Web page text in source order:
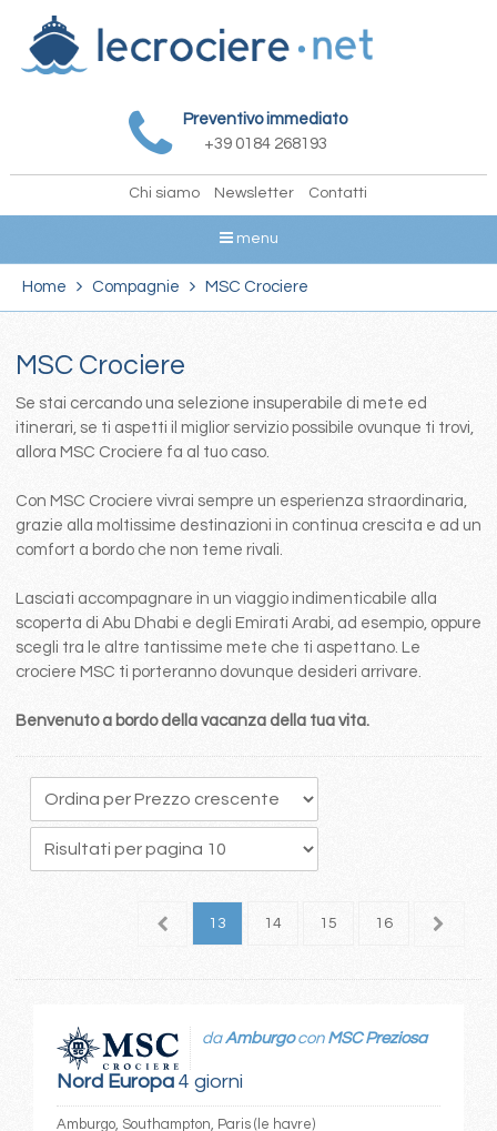
Preventivo immediato
+39 0184 268193
Chi siamo Newsletter Contatti
menu
Home Compagnie MSC Crociere
MSC Crociere
Se stai cercando una selezione insuperabile di mete ed
itinerari, se ti aspetti il miglior servizio possibile ovunque ti trovi,
allora MSC Crociere fa al tuo caso.
Con MSC Crociere vivrai sempre un esperienza straordinaria,
grazie alla moltissime destinazioni in continua crescita e ad un
comfort a bordo che non teme rivali.
Lasciati accompagnare in un viaggio indimenticabile alla
scoperta di Abu Dhabi e degli Emirati Arabi, ad esempio, oppure
scegli tra le altre tantissime mete che ti aspettano. Le
crociere MSC ti porteranno dovunque desideri arrivare.
Benvenuto a bordo della vacanza della tua vita.
12 13 14 15 16 17
Nord Europa4 giorni
daAmburgocon MSC Preziosa
Amburgo, Southampton, Paris (le havre)